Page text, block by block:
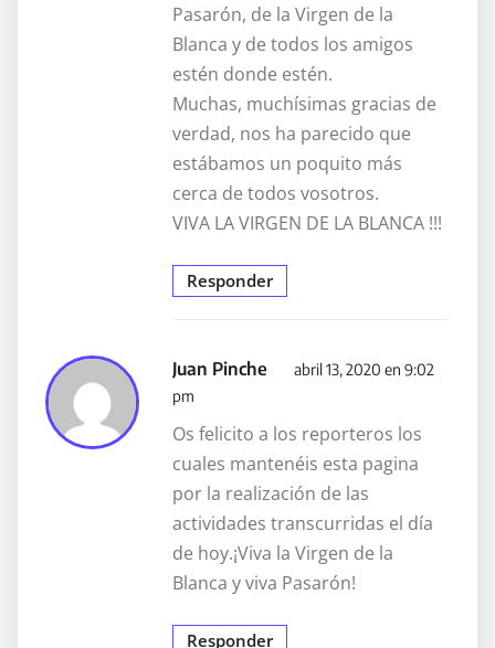
Pasarón, de la Virgen de la
Blanca y de todos los amigos
estén donde estén.
Muchas, muchísimas gracias de
verdad, nos ha parecido que
estábamos un poquito más
cerca de todos vosotros.
VIVA LA VIRGEN DE LA BLANCA !!!
Responder
Juan Pinche
abril 13, 2020 en 9:02
pm
Os felicito a los reporteros los
cuales mantenéis esta pagina
por la realización de las
actividades transcurridas el día
de hoy.¡Viva la Virgen de la
Blanca y viva Pasarón!
Responder